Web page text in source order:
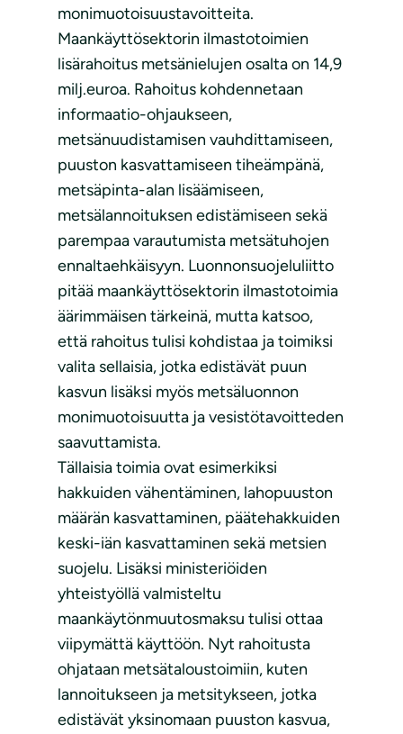
monimuotoisuustavoitteita.
Maankäyttösektorin ilmastotoimien
lisärahoitus metsänielujen osalta on 14,9
milj.euroa. Rahoitus kohdennetaan
informaatio-ohjaukseen,
metsänuudistamisen vauhdittamiseen,
puuston kasvattamiseen tiheämpänä,
metsäpinta-alan lisäämiseen,
metsälannoituksen edistämiseen sekä
parempaa varautumista metsätuhojen
ennaltaehkäisyyn. Luonnonsuojeluliitto
pitää maankäyttösektorin ilmastotoimia
äärimmäisen tärkeinä, mutta katsoo,
että rahoitus tulisi kohdistaa ja toimiksi
valita sellaisia, jotka edistävät puun
kasvun lisäksi myös metsäluonnon
monimuotoisuutta ja vesistötavoitteden
saavuttamista.
Tällaisia toimia ovat esimerkiksi
hakkuiden vähentäminen, lahopuuston
määrän kasvattaminen, päätehakkuiden
keski-iän kasvattaminen sekä metsien
suojelu. Lisäksi ministeriöiden
yhteistyöllä valmisteltu
maankäytönmuutosmaksu tulisi ottaa
viipymättä käyttöön. Nyt rahoitusta
ohjataan metsätaloustoimiin, kuten
lannoitukseen ja metsitykseen, jotka
edistävät yksinomaan puuston kasvua,